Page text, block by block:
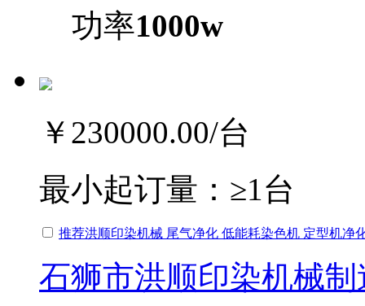
功率1000w
￥230000.00/台
最小起订量： ≥1台
推荐洪顺印染机械 尾气净化 低能耗染色机 定型机净
石狮市洪顺印染机械